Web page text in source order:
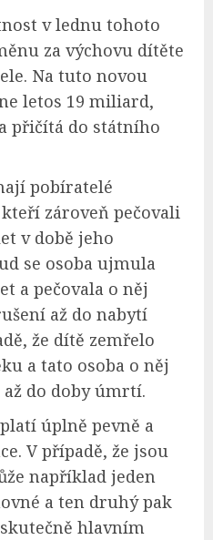
v lednu tohoto
za výchovu dítěte
Na tuto novou
letos 19 miliard,
přičítá do státního
pobíratelé
zároveň pečovali
v době jeho
se osoba ujmula
a pečovala o něj
až do nabytí
že dítě zemřelo
a tato osoba o něj
do doby úmrtí.
úplně pevně a
V případě, že jsou
například jeden
a ten druhý pak
hlavním